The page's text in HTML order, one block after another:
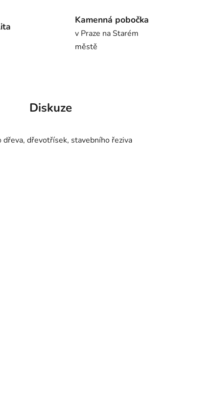
Kamenná pobočka
v Praze na Starém
městě
Diskuze
dřevotřísek, stavebního řeziva